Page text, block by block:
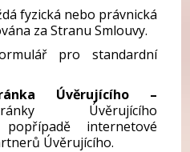
fyzická nebo právnická
za Stranu Smlouvy.
pro standardní
Úvěrujícího –
Úvěrujícího
internetové
Úvěrujícího.